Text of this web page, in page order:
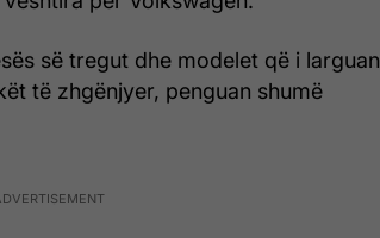
së tregut dhe modelet që i larguan
të zhgënjyer, penguan shumë